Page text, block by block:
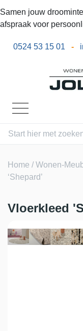
Samen jouw
afspraak voor
0524 53 15 01 -
Home /Wonen-
‘Shepard’
Vloerkleed